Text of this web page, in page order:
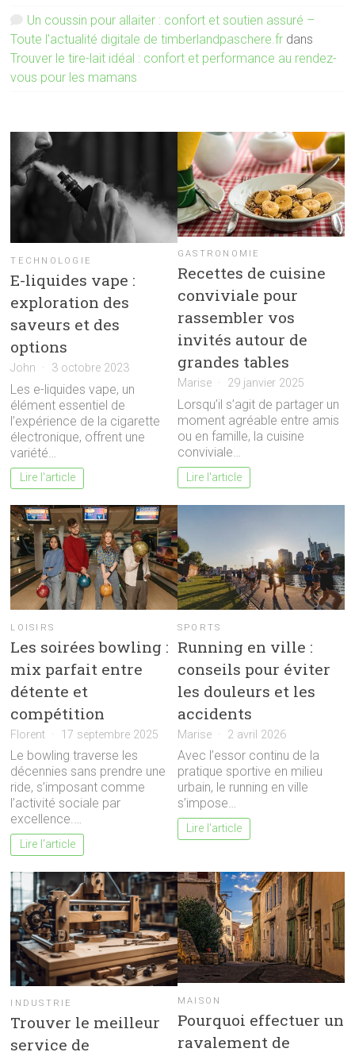
Un coussin pour allaiter : confort et soutien assuré –
Toute l'actualité digitale de timberlandpaschere.fr dans
Trouver le tire-lait idéal : confort et performance au rendez-
vous pour les mamans
TECHNOLOGIE
E-liquides vape :
exploration des
saveurs et des
options
John 3 octobre 2023
Les e-liquides vape, un
élément essentiel de
l’expérience de la cigarette
électronique, offrent une
variété…
Lire l'article
GASTRONOMIE
Recettes de cuisine
conviviale pour
rassembler vos
invités autour de
grandes tables
Marise 29 janvier 2025
Lorsqu’il s’agit de partager un
moment agréable entre amis
ou en famille, la cuisine
conviviale…
Lire l'article
LOISIRS
Les soirées bowling :
mix parfait entre
détente et
compétition
Florent 17 septembre 2025
Le bowling traverse les
décennies sans prendre une
ride, s’imposant comme
l’activité sociale par
excellence.…
Lire l'article
SPORTS
Running en ville :
conseils pour éviter
les douleurs et les
accidents
Marise 2 avril 2026
Avec l’essor continu de la
pratique sportive en milieu
urbain, le running en ville
s’impose…
Lire l'article
INDUSTRIE
Trouver le meilleur
service de
MAISON
Pourquoi effectuer un
ravalement de